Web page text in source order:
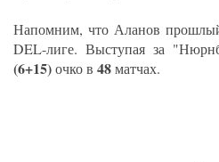
Напомним, что Аланов
DEL-лиге. Выступая за
(6+15)очко в 48матчах.